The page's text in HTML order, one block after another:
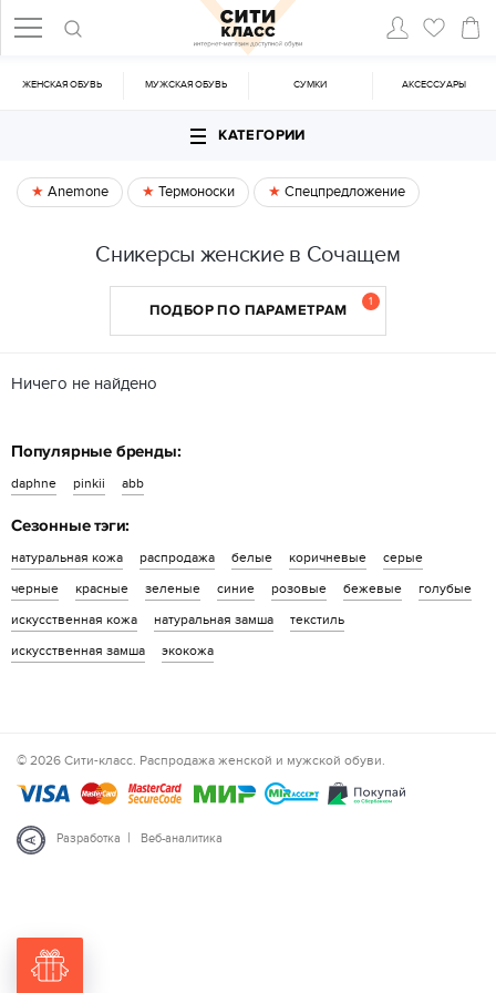
ЖЕНСКАЯ ОБУВЬ МУЖСКАЯ ОБУВЬ CУМКИ АКСЕССУАРЫ
КАТЕГОРИИ
Anemone Термоноски Спецпредложение
Сникерсы женские в Сочащем
ПОДБОР ПО ПАРАМЕТРАМ 1
Ничего не найдено
Популярные бренды:
daphne pinkii abb
Сезонные тэги:
натуральная кожа распродажа белые коричневые
серые
черные
красные зеленые синие розовые бежевые
голубые
искусственная кожа
натуральная замша
текстиль
искусственная замша
экокожа
© 2026 Сити-класс. Распродажа женской и мужской обуви.
Разработка | Веб-аналитика